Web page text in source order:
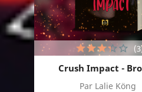
Crush Impact -
Par Lalie Köng